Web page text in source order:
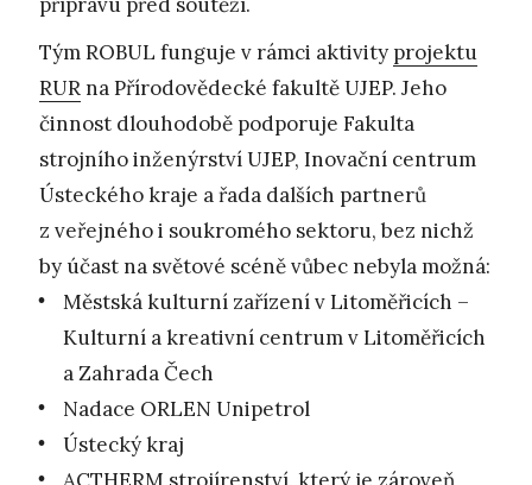
Tým ROBUL funguje v rámci aktivity projektu
RURna Přírodovědecké fakultě UJEP. Jeho
činnost dlouhodobě podporuje Fakulta
strojního inženýrství UJEP, Inovační centrum
Ústeckého kraje a řada dalších partnerů
z veřejného i soukromého sektoru, bez nichž
by účast na světové scéně vůbec nebyla možná:
Městská kulturní zařízení v Litoměřicích –
Kulturní a kreativní centrum v Litoměřicích
a Zahrada Čech
Nadace ORLEN Unipetrol
Ústecký kraj